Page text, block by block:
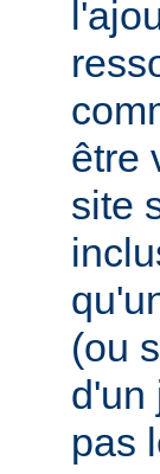
être
site
(ou
d'un
pas